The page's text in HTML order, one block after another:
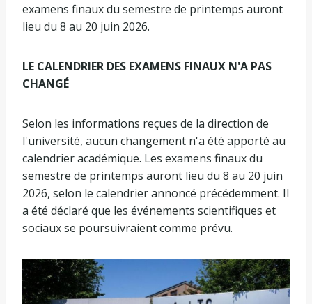
examens finaux du semestre de printemps auront
lieu du 8 au 20 juin 2026.
LE CALENDRIER DES EXAMENS FINAUX N'A PAS
CHANGÉ
Selon les informations reçues de la direction de
l'université, aucun changement n'a été apporté au
calendrier académique. Les examens finaux du
semestre de printemps auront lieu du 8 au 20 juin
2026, selon le calendrier annoncé précédemment. Il
a été déclaré que les événements scientifiques et
sociaux se poursuivraient comme prévu.